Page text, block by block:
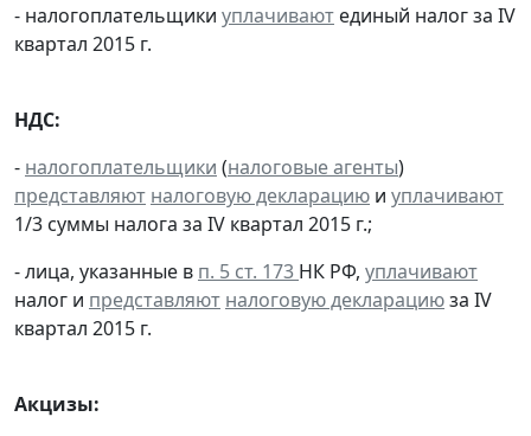
- налогоплательщики уплачивают единый налог за IV
квартал 2015 г.
НДС:
- налогоплательщики (налоговые агенты)
представляют налоговую декларацию и уплачивают
1/3 суммы налога за IV квартал 2015 г.;
- лица, указанные в п. 5 ст. 173 НК РФ, уплачивают
налог и представляют налоговую декларациюза IV
квартал 2015 г.
Акцизы: